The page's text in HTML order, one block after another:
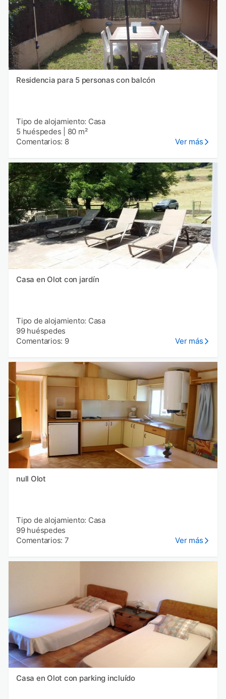
Residencia para 5 personas con balcón
Tipo de alojamiento: Casa
5 huéspedes
80 m²
Comentarios: 8
Ver más
Casa en Olot con jardín
Tipo de alojamiento: Casa
99 huéspedes
Comentarios: 9
Ver más
null Olot
Tipo de alojamiento: Casa
99 huéspedes
Comentarios: 7
Ver más
Casa en Olot con parking incluído